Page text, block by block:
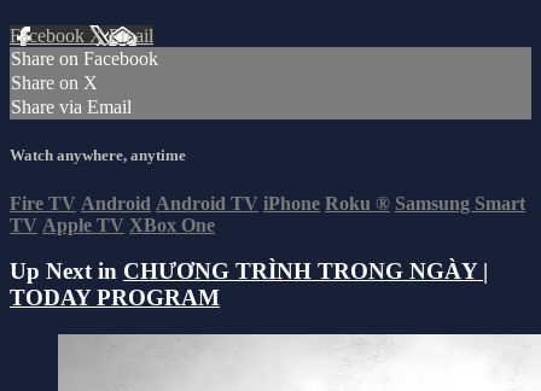
Facebook XEmail
Share on Facebook
Share on X
Share via Email
Watch anywhere, anytime
Fire TV Android Android TV iPhone Roku ® Samsung Smart
TV Apple TV XBox One
Up Next in CHƯƠNG TRÌNH TRONG NGÀY |
TODAY PROGRAM